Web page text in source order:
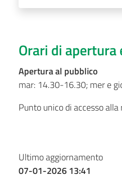
Orari di
Apertura al pubblico
mar: 14.30-16.30; mer e
Punto unico di accesso
Ultimo aggiornamento
07-01-2026 13:41